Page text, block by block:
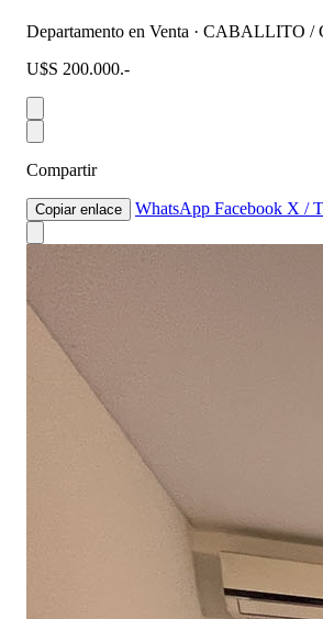
Departamento en Venta · CABALLITO /
U$S 200.000.-
Compartir
Copiar enlace WhatsApp Facebook X /